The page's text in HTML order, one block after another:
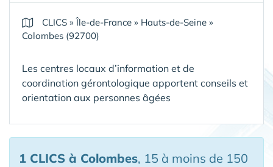
CLICS »Île-de-France » Hauts-de-Seine »
Colombes (92700)
Les centres locaux d’information et de
coordination gérontologique apportent conseils et
orientation aux personnes âgées
1 CLICS à Colombes, 15 à moins de 150